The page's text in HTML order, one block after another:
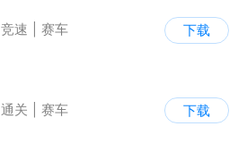
竞速
赛车
下载
通关
赛车
下载